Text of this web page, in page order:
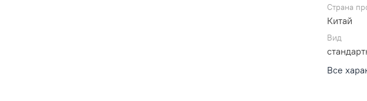
границе
Страна
Китай
Вид
Все